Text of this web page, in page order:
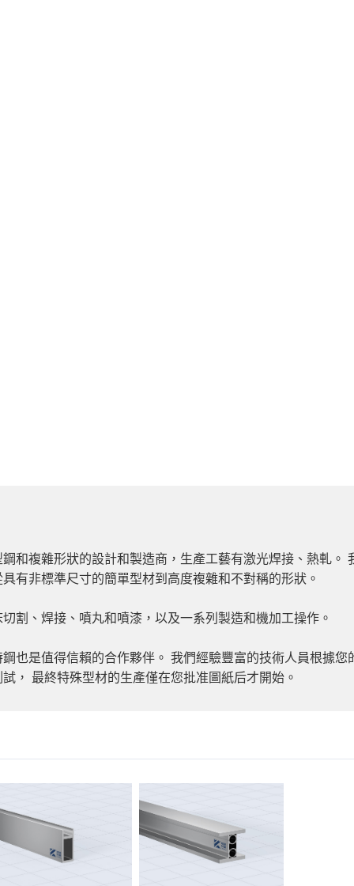
和複雜形狀的設計和製造商，生產工藝有激光焊接、熱軋。
有非標準尺寸的簡單型材到高度複雜和不對稱的形狀。
割、焊接、噴丸和噴漆，以及一系列製造和機加工操作。
也是值得信賴的合作夥伴。 我們經驗豐富的技術人員根據您
， 最終特殊型材的生產僅在您批准圖紙后才開始。